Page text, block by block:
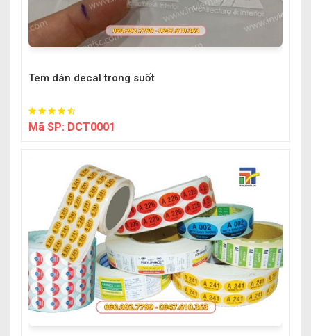
Tem dán decal trong suốt
Mã SP: DCT0001